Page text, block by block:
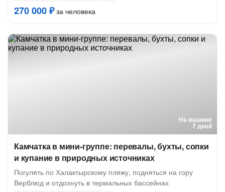
270 000 ₽за человека
На машине
7 дней
Камчатка в мини-группе: перевалы, бухты, сопки
и купание в природных источниках
Погулять по Халактырскому пляжу, подняться на гору
Верблюд и отдохнуть в термальных бассейнах